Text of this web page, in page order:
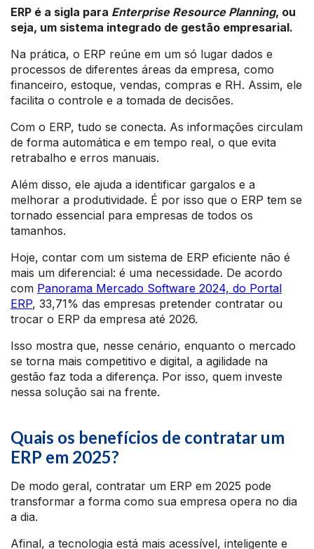
ERP é a sigla para Enterprise Resource Planning, ou
seja, um sistema integrado de gestão empresarial.
Na prática, o ERP reúne em um só lugar dados e
processos de diferentes áreas da empresa, como
financeiro, estoque, vendas, compras e RH. Assim, ele
facilita o controle e a tomada de decisões.
Com o ERP, tudo se conecta. As informações circulam
de forma automática e em tempo real, o que evita
retrabalho e erros manuais.
Além disso, ele ajuda a identificar gargalos e a
melhorar a produtividade. É por isso que o ERP tem se
tornado essencial para empresas de todos os
tamanhos.
Hoje, contar com um sistema de ERP eficiente não é
mais um diferencial: é uma necessidade. De acordo
com Panorama Mercado Software 2024, do Portal
ERP, 33,71% das empresas pretender contratar ou
trocar o ERP da empresa até 2026.
Isso mostra que, nesse cenário, enquanto o mercado
se torna mais competitivo e digital, a agilidade na
gestão faz toda a diferença. Por isso, quem investe
nessa solução sai na frente.
Quais os benefícios de contratar um
ERP em 2025?
De modo geral, contratar um ERP em 2025 pode
transformar a forma como sua empresa opera no dia
a dia.
Afinal, a tecnologia está mais acessível, inteligente e